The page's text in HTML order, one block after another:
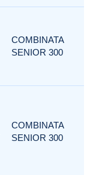
COMBINATA
SENIOR 300
COMBINATA
SENIOR 300